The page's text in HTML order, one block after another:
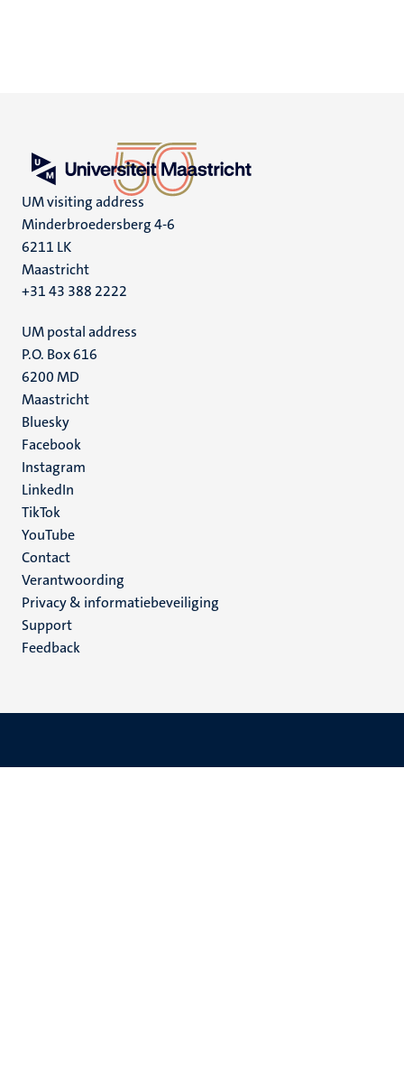
UM visiting address
Minderbroedersberg 4-6
6211 LK
Maastricht
+31 43 388 2222
UM postal address
P.O. Box 616
6200 MD
Maastricht
Social
media
Bluesky
Facebook
Instagram
LinkedIn
TikTok
YouTube
Menu
footer
(NL)
Contact
Verantwoording
Privacy & informatiebeveiliging
Support
Feedback